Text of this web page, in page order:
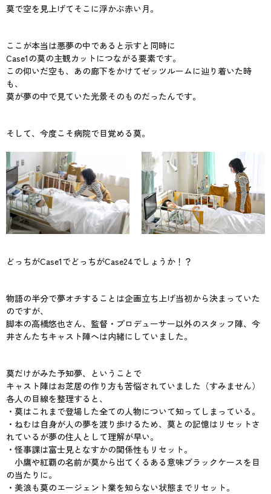
莫で空を見上げてそこに浮かぶ赤い月。
ここが本当は悪夢の中であると示すと同時に
Case1の莫の主観カットにつながる要素です。
この仰いだ空も、あの廊下をかけてゼッツルームに辿り着いた時
も、
莫が夢の中で見ていた光景そのものだったんです。
そして、今度こそ病院で目覚める莫。
どっちがCase1でどっちがCase24でしょうか！？
物語の半分で夢オチすることは企画立ち上げ当初から決まっていた
のですが、
脚本の高橋悠也さん、監督・プロデューサー以外のスタッフ陣、今
井さんたちキャスト陣へは内緒にしていました。
莫だけがみた予知夢、ということで
キャスト陣はお芝居の作り方も苦悩されていました（すみません）
各人の目線を整理すると、
・莫はこれまで登場した全ての人物について知ってしまっている。
・ねむは自身が人の夢を渡り歩けるため、莫との記憶はリセットさ
れているが夢の住人として理解が早い。
・怪事課は富士見となすかの関係性もリセット。
小鷹や紅覇の名前が莫から出てくるある意味ブラックケースを目
の当たりに。
・美浪も莫のエージェント業を知らない状態までリセット。